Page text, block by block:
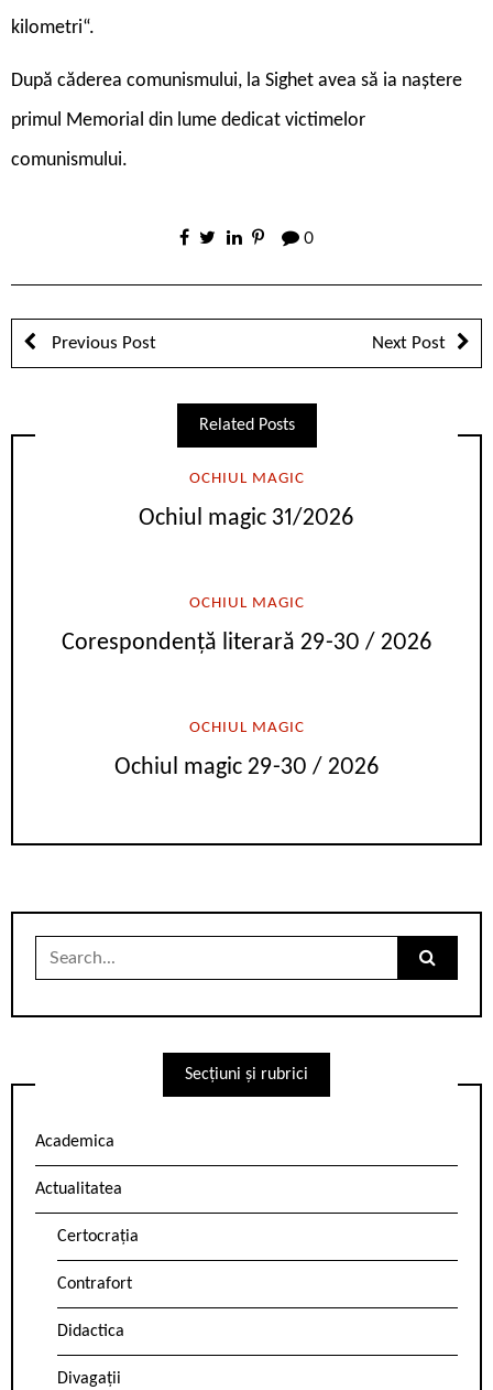
kilometri“.
După căderea comunismului, la Sighet avea să ia naștere
primul Memorial din lume dedicat victimelor
comunismului.
0
Previous Post Next Post
Related Posts
OCHIUL MAGIC
Ochiul magic 31/2026
OCHIUL MAGIC
Corespondență literară 29-30 / 2026
OCHIUL MAGIC
Ochiul magic 29-30 / 2026
Search
Secțiuni și rubrici
Academica
Actualitatea
Certocrația
Contrafort
Didactica
Divagații